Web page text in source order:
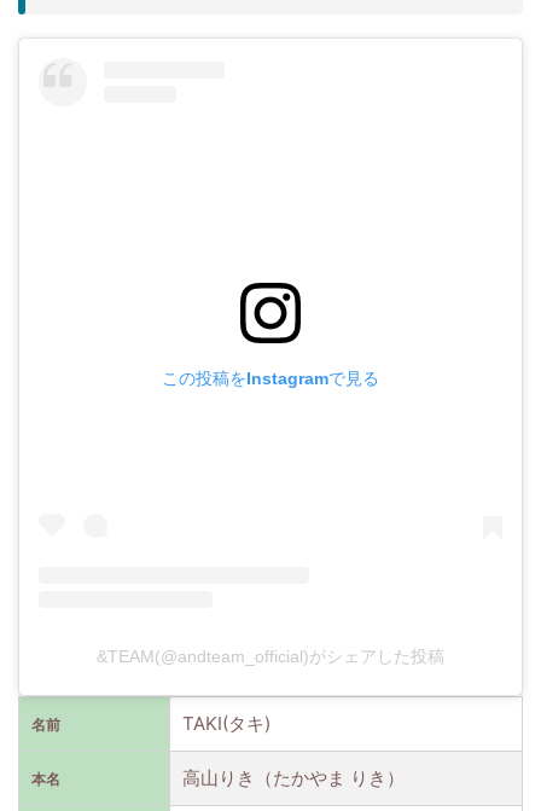
この投稿をInstagramで見る
&TEAM(@andteam_official)がシェアした投稿
名前 TAKI(タキ)
本名 高山りき（たかやま りき）